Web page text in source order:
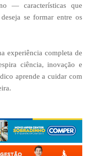
— características que
se formar entre os
experiência completa de
ciência, inovação e
aprende a cuidar com